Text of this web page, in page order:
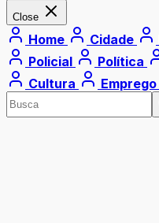
Close
Home Cidade
Policial
Política
Cultura
Emprego